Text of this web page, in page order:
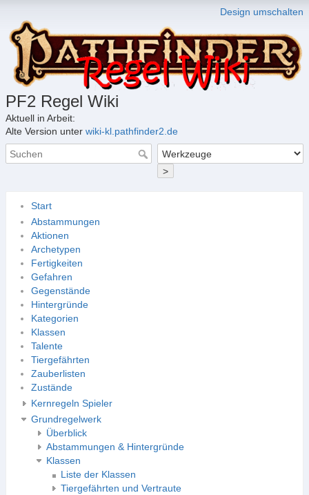
Design umschalten
PF2 Regel Wiki
Aktuell in Arbeit:
Alte Version unter wiki-kl.pathfinder2.de
>
Start
Abstammungen
Aktionen
Archetypen
Fertigkeiten
Gefahren
Gegenstände
Hintergründe
Kategorien
Klassen
Talente
Tiergefährten
Zauberlisten
Zustände
Kernregeln Spieler
Grundregelwerk
Überblick
Abstammungen & Hintergründe
Klassen
Liste der Klassen
Tiergefährten und Vertraute